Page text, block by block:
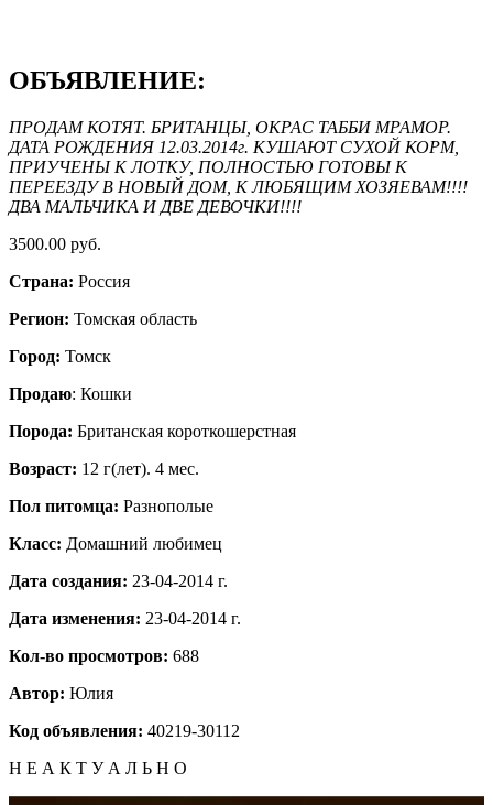
ОБЪЯВЛЕНИЕ:
ПРОДАМ КОТЯТ. БРИТАНЦЫ, ОКРАС ТАББИ МРАМОР.
ДАТА РОЖДЕНИЯ 12.03.2014г. КУШАЮТ СУХОЙ КОРМ,
ПРИУЧЕНЫ К ЛОТКУ, ПОЛНОСТЬЮ ГОТОВЫ К
ПЕРЕЕЗДУ В НОВЫЙ ДОМ, К ЛЮБЯЩИМ ХОЗЯЕВАМ!!!!
ДВА МАЛЬЧИКА И ДВЕ ДЕВОЧКИ!!!!
3500.00 руб.
Страна: Россия
Регион: Томская область
Город: Томск
Продаю: Кошки
Порода: Британская короткошерстная
Возраст: 12 г(лет). 4 мес.
Пол питомца: Разнополые
Класс: Домашний любимец
Дата создания: 23-04-2014 г.
Дата изменения: 23-04-2014 г.
Кол-во просмотров: 688
Автор: Юлия
Код объявления: 40219-30112
Н Е А К Т У А Л Ь Н О